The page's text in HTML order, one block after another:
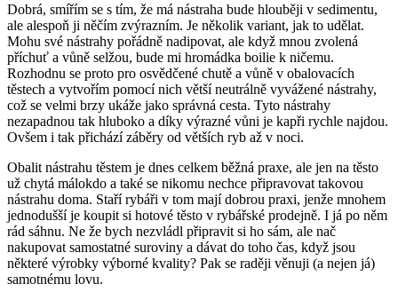
Dobrá, smířím se s tím, že má nástraha bude hlouběji v sedimentu,
ale alespoň ji něčím zvýrazním. Je několik variant, jak to udělat.
Mohu své nástrahy pořádně nadipovat, ale když mnou zvolená
příchuť a vůně selžou, bude mi hromádka boilie k ničemu.
Rozhodnu se proto pro osvědčené chutě a vůně v obalovacích
těstech a vytvořím pomocí nich větší neutrálně vyvážené nástrahy,
což se velmi brzy ukáže jako správná cesta. Tyto nástrahy
nezapadnou tak hluboko a díky výrazné vůni je kapři rychle najdou.
Ovšem i tak přichází záběry od větších ryb až v noci.
Obalit nástrahu těstem je dnes celkem běžná praxe, ale jen na těsto
už chytá málokdo a také se nikomu nechce připravovat takovou
nástrahu doma. Staří rybáři v tom mají dobrou praxi, jenže mnohem
jednodušší je koupit si hotové těsto v rybářské prodejně. I já po něm
rád sáhnu. Ne že bych nezvládl připravit si ho sám, ale nač
nakupovat samostatné suroviny a dávat do toho čas, když jsou
některé výrobky výborné kvality? Pak se raději věnuji (a nejen já)
samotnému lovu.